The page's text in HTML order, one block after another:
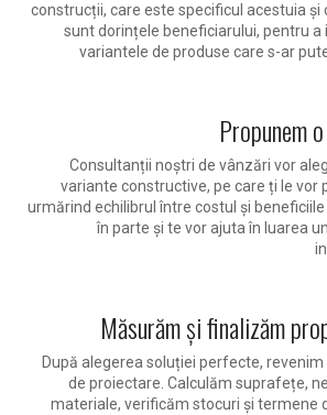
construcții, care este specificul acestuia și
sunt dorințele beneficiarului, pentru a
variantele de produse care s-ar
Propunem
Consultanții noștri de vânzări vor
variante constructive, pe care ți le vor
urmărind echilibrul între costul și
în parte și te vor ajuta în luarea
Măsurăm și finalizăm
După alegerea soluției perfecte, revenim
de proiectare. Calculăm suprafețe,
materiale, verificăm stocuri și termene